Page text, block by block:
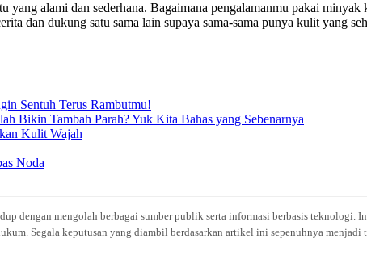
yang alami dan sederhana. Bagaimana pengalamanmu pakai
dan dukung satu sama lain supaya sama-sama punya kulit yang
Sentuh Terus Rambutmu!
Bikin Tambah Parah? Yuk Kita Bahas yang Sebenarnya
Kulit Wajah
Noda
dengan mengolah berbagai sumber publik serta informasi berbasis teknologi.
Segala keputusan yang diambil berdasarkan artikel ini sepenuhnya